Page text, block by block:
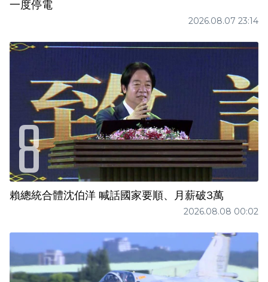
一度停電
2026.08.07 23:14
賴總統合體沈伯洋 喊話國家要順、月薪破3萬
2026.08.08 00:02